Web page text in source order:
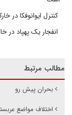
کنترل ایوانوفکا در
انفجار یک پهپاد در
مطالب مرتبط
بحران پیش رو
اختلاف مواضع